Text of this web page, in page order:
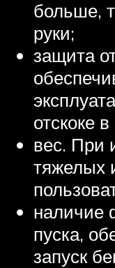
больше,
руки;
защита
отскоке
вес. При
тяжелых
наличие
пуска,
запуск